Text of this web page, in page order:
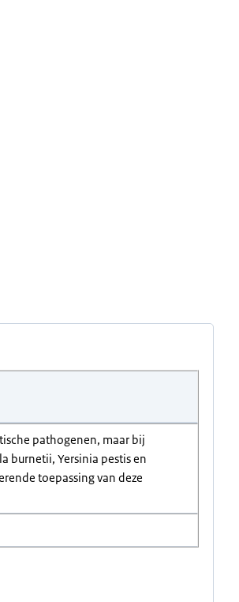
pathogenen, maar bij
burnetii, Yersinia pestis en
toepassing van deze